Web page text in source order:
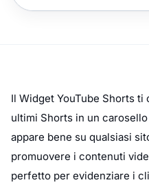
Il Widget YouTube Shorts
ultimi Shorts in un
appare bene su qualsiasi
promuovere i contenuti
perfetto per evidenziare i